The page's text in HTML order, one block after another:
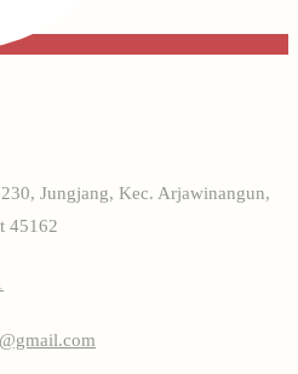
Jungjang, Kec. Arjawinangun,
45162